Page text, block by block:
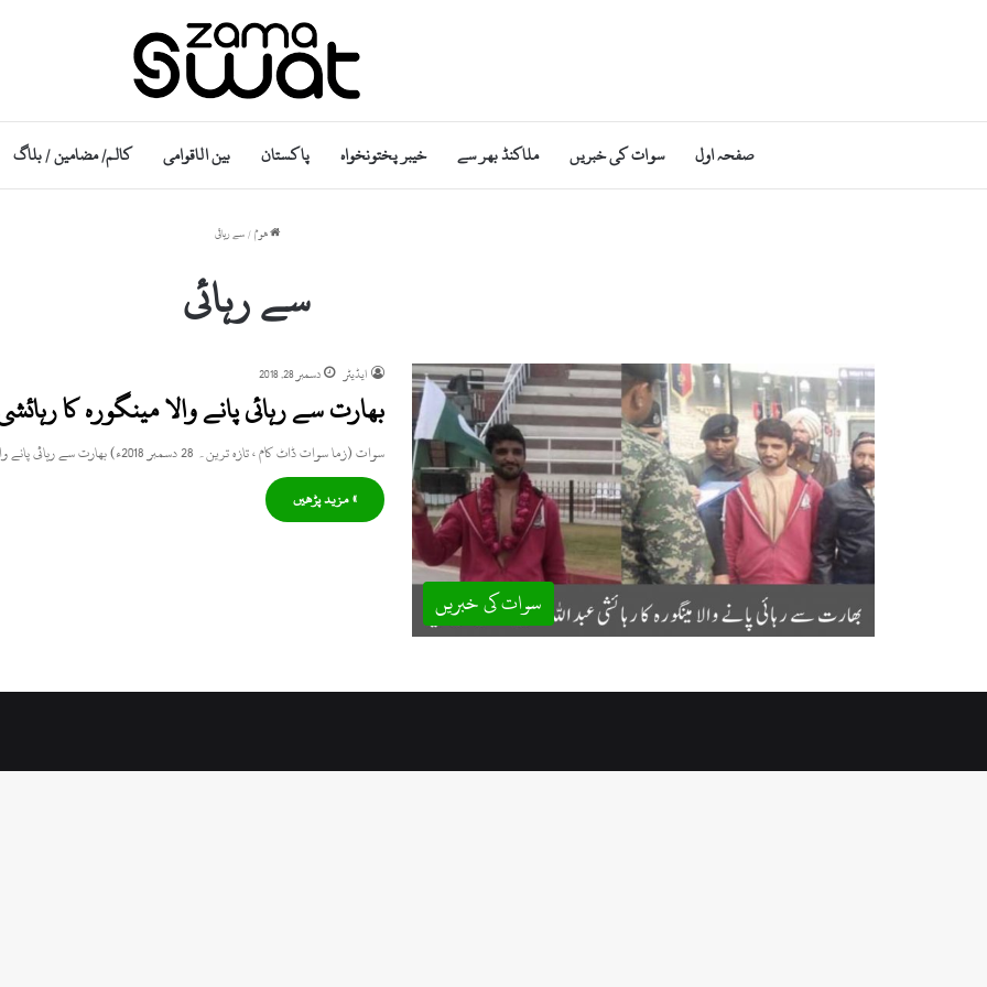
صفحہ اول سوات کی خبریں ملاکنڈ بھر سے خیبر پختونخواہ پاکستان بین الاقوامی کالم/ مضامین / بلاگ
ھوم / سے رہائی
سے رہائی
سوات کی خبریں
ایڈیٹر دسمبر 28, 2018
بھارت سے رہائی پانے والا مینگورہ کا
سوات (زما سوات ڈاٹ کام ، تازہ ترین۔ 28 دسمبر 2018ء) بھارت سے رہائی پانے والا مینگورہ سوات کا رہائشی…
» مزید پڑھیں